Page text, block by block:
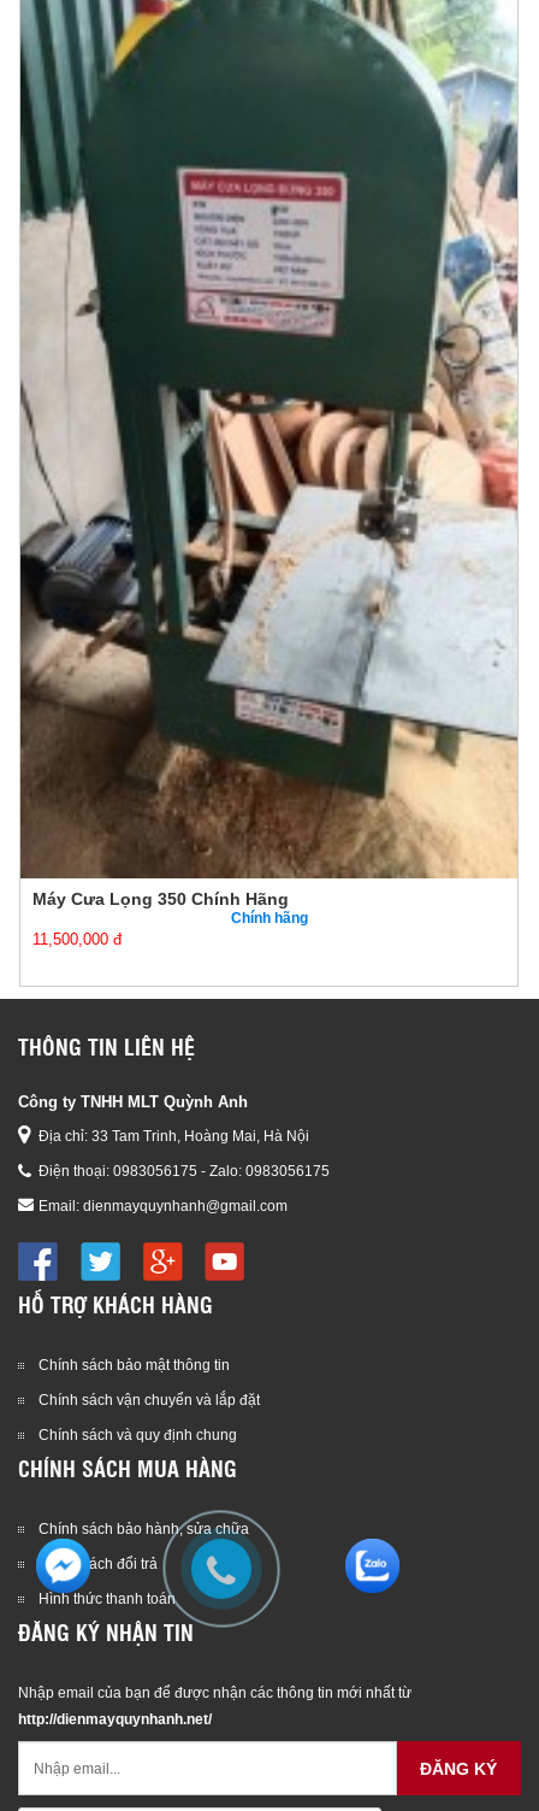
Máy Cưa Lọng 350 Chính Hãng
Chính hãng
11,500,000 đ
THÔNG TIN LIÊN HỆ
Công ty TNHH MLT Quỳnh Anh
Địa chỉ: 33 Tam Trinh, Hoàng Mai, Hà Nội
Điện thoại: 0983056175 - Zalo: 0983056175
Email: dienmayquynhanh@gmail.com
HỖ TRỢ KHÁCH HÀNG
Chính sách bảo mật thông tin
Chính sách vận chuyển và lắp đặt
Chính sách và quy định chung
CHÍNH SÁCH MUA HÀNG
Chính sách bảo hành, sửa chữa
Chính sách đổi trả
Hình thức thanh toán
ĐĂNG KÝ NHẬN TIN
Nhập email của bạn để được nhận các thông tin mới nhất từ
http://dienmayquynhanh.net/
ĐĂNG KÝ